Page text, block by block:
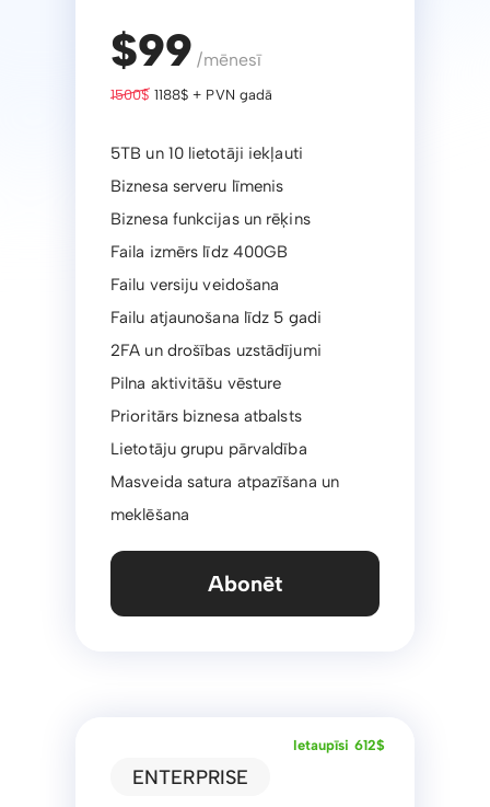
$99 /mēnesī
1500$1188$ + PVN gadā
5TB un 10 lietotāji iekļauti
Biznesa serveru līmenis
Biznesa funkcijas un rēķins
Faila izmērs līdz 400GB
Failu versiju veidošana
Failu atjaunošana līdz 5 gadi
2FA un drošības uzstādījumi
Pilna aktivitāšu vēsture
Prioritārs biznesa atbalsts
Lietotāju grupu pārvaldība
Masveida satura atpazīšana un
meklēšana
Abonēt
Ietaupīsi 612$
ENTERPRISE